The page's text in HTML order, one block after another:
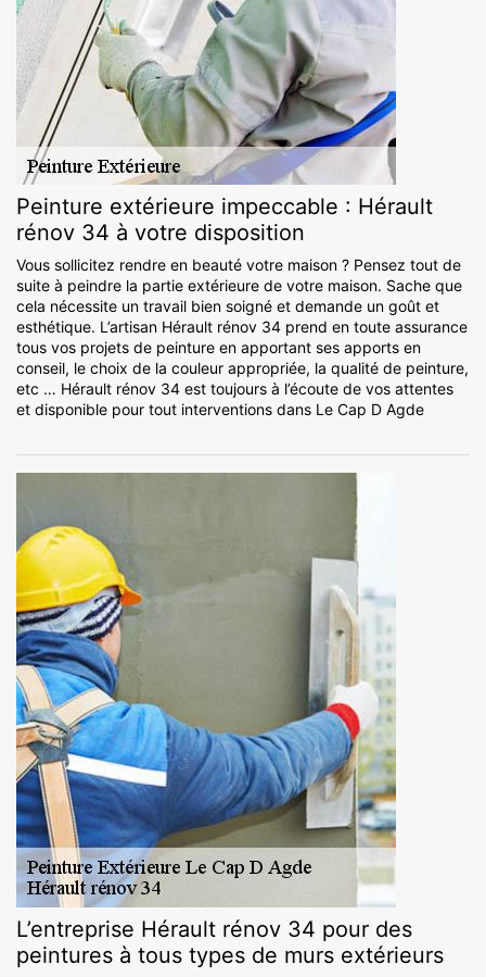
Peinture extérieure impeccable : Hérault
rénov 34 à votre disposition
Vous sollicitez rendre en beauté votre maison ? Pensez tout de
suite à peindre la partie extérieure de votre maison. Sache que
cela nécessite un travail bien soigné et demande un goût et
esthétique. L’artisan Hérault rénov 34 prend en toute assurance
tous vos projets de peinture en apportant ses apports en
conseil, le choix de la couleur appropriée, la qualité de peinture,
etc … Hérault rénov 34 est toujours à l’écoute de vos attentes
et disponible pour tout interventions dans Le Cap D Agde
L’entreprise Hérault rénov 34 pour des
peintures à tous types de murs extérieurs